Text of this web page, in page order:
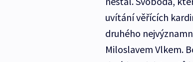
uvítání věřících
druhého
Miloslavem Vlkem.